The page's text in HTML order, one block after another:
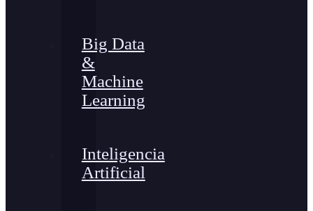
Big Data
&
Machine
Learning
Inteligencia
Artificial